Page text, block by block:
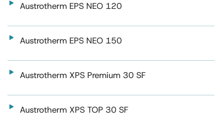
Austrotherm EPS NEO 120
Austrotherm EPS NEO 150
Austrotherm XPS Premium 30 SF
Austrotherm XPS TOP 30 SF